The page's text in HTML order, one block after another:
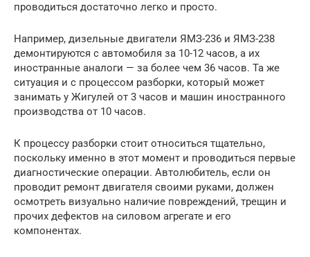
проводиться достаточно легко и просто.
Например, дизельные двигатели ЯМЗ-236 и ЯМЗ-238
демонтируются с автомобиля за 10-12 часов, а их
иностранные аналоги — за более чем 36 часов. Та же
ситуация и с процессом разборки, который может
занимать у Жигулей от 3 часов и машин иностранного
производства от 10 часов.
К процессу разборки стоит относиться тщательно,
поскольку именно в этот момент и проводиться первые
диагностические операции. Автолюбитель, если он
проводит ремонт двигателя своими руками, должен
осмотреть визуально наличие повреждений, трещин и
прочих дефектов на силовом агрегате и его
компонентах.